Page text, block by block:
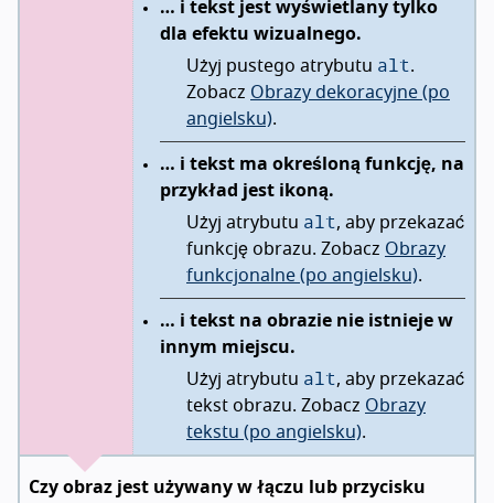
… i tekst jest wyświetlany tylko
dla efektu wizualnego.
Użyj pustego atrybutu alt.
Zobacz Obrazy dekoracyjne (po
angielsku).
… i tekst ma określoną funkcję, na
przykład jest ikoną.
Użyj atrybutu alt, aby przekazać
funkcję obrazu. Zobacz Obrazy
funkcjonalne (po angielsku).
… i tekst na obrazie nie istnieje w
innym miejscu.
Użyj atrybutu alt, aby przekazać
tekst obrazu. Zobacz Obrazy
tekstu (po angielsku).
Czy obraz jest używany w łączu lub przycisku